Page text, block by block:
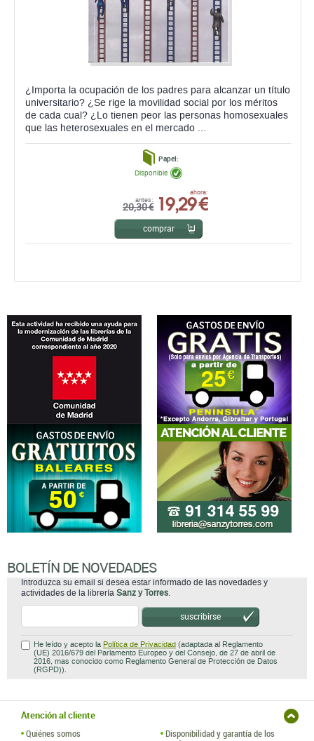
¿Importa la ocupación de los padres para alcanzar un tí­tulo
universitario? ¿Se rige la movilidad social por los méritos
de cada cual? ¿Lo tienen peor las personas homosexuales
que las heterosexuales en el mercado ...
Papel:
antes:
20,30 €
ahora:
19,29 €
Disponible
comprar
BOLETÍN DE NOVEDADES
Introduzca su email si desea estar informado de las novedades y
actividades de la librería Sanz y Torres
suscribirse
He leído y acepto la Política de Privacidad (adaptada al Reglamento
(UE) 2016/679 del Parlamento Europeo y del Consejo, de 27 de abril de
2016, mas conocido como Reglamento General de Protección de Datos
(RGPD)).
Atención al cliente
Quiénes somos
Disponibilidad y garantía de los